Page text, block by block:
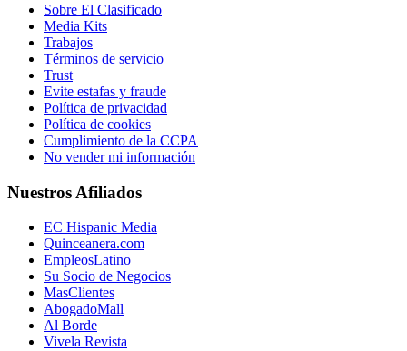
Sobre El Clasificado
Media Kits
Trabajos
Términos de servicio
Trust
Evite estafas y fraude
Política de privacidad
Política de cookies
Cumplimiento de la CCPA
No vender mi información
Nuestros Afiliados
EC Hispanic Media
Quinceanera.com
EmpleosLatino
Su Socio de Negocios
MasClientes
AbogadoMall
Al Borde
Vivela Revista